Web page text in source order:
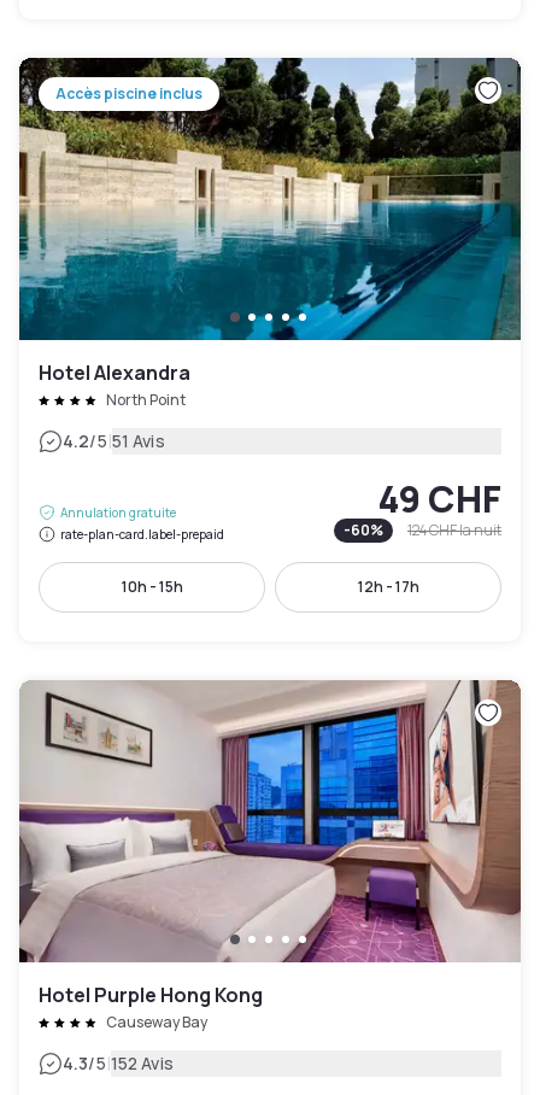
Accès piscine inclus
Hotel Alexandra
North Point
4.2/5|51 Avis
Annulation gratuite
rate-plan-card.label-prepaid
49 CHF
-60% 124 CHFla nuit
10h - 15h 12h - 17h
Hotel Purple Hong Kong
Causeway Bay
4.3/5|152 Avis